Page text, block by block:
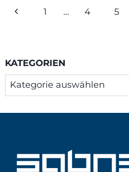
Seitennavigation
Vorherige
1 … 4 5
KATEGORIEN
Kategorien